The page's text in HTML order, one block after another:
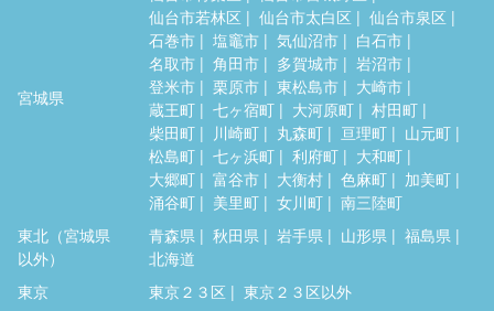
宮城県
仙台市若林区
仙台市太白区
仙台市泉区
石巻市
塩竈市 気仙沼市
白石市
名取市
角田市 多賀城市
岩沼市
登米市
栗原市 東松島市
大崎市
蔵王町
七ヶ宿町 大河原町
村田町
柴田町
川崎町 丸森町 亘理町
山元町
松島町
七ヶ浜町 利府町
大和町
大郷町
富谷市 大衡村 色麻町
加美町
涌谷町
美里町 女川町
南三陸町
東北（宮城県
以外）
青森県 秋田県 岩手県 山形県
福島県
北海道
東京
東京２３区 東京２３区以外